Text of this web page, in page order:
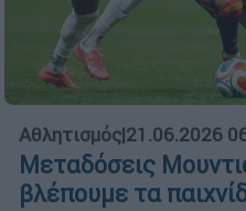
Αθλητισμός|21.06.2026
Μεταδόσεις
βλέπουμε τα